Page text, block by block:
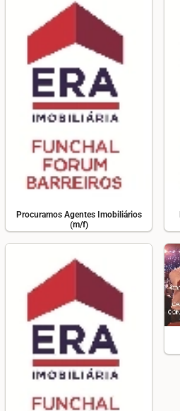
Procuramos Agentes Imobiliários
(m/f)